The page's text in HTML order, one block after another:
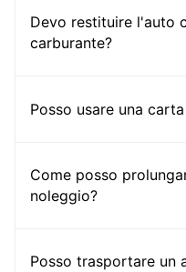
Devo restituire l'auto
carburante?
Posso usare una
Come posso
noleggio?
Posso trasportare un